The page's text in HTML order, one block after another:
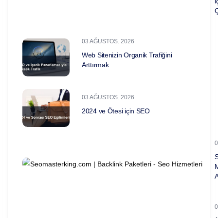
03 AĞUSTOS. 2026
Web Sitenizin Organik Trafiğini
Arttırmak
03 AĞUSTOS. 2026
2024 ve Ötesi için SEO